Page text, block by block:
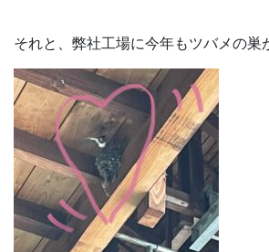
それと、弊社工場に今年もツバメの巣